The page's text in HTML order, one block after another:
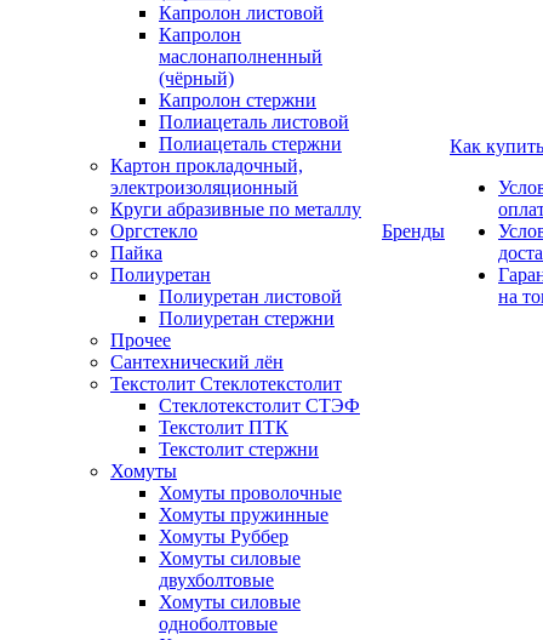
Капролон листовой
Капролон
маслонаполненный
(чёрный)
Капролон стержни
Полиацеталь листовой
Полиацеталь стержни
Картон прокладочный,
электроизоляционный
Круги абразивные по металлу
Оргстекло
Пайка
Полиуретан
Полиуретан листовой
Полиуретан стержни
Прочее
Сантехнический лён
Текстолит Стеклотекстолит
Стеклотекстолит СТЭФ
Текстолит ПТК
Текстолит стержни
Хомуты
Хомуты проволочные
Хомуты пружинные
Хомуты Руббер
Хомуты силовые
двухболтовые
Хомуты силовые
одноболтовые
Бренды
Как купить
на